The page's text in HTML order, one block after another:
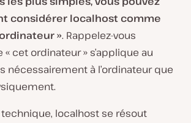
considérer localhost comme
». Rappelez-vous
cet ordinateur » s’applique au
nécessairement à l’ordinateur que
localhost se résout